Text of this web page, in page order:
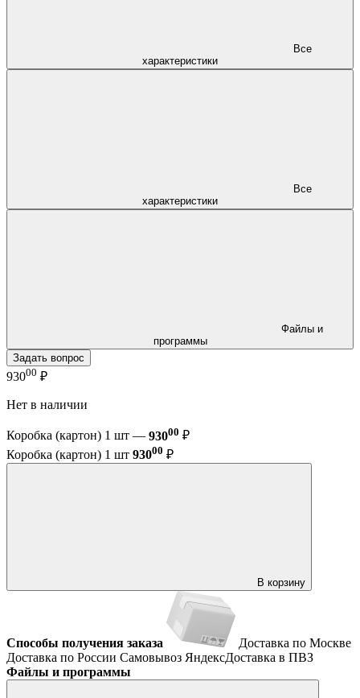
характеристики
характеристики
программы
Задать вопрос
93000 ₽
Нет в наличии
Коробка (картон) 1 шт — 93000 ₽
Коробка (картон) 1 шт 93000 ₽
В корзину
Способы получения заказа
Доставка по Москве
Доставка по России Самовывоз ЯндексДоставка в ПВЗ
Файлы и программы